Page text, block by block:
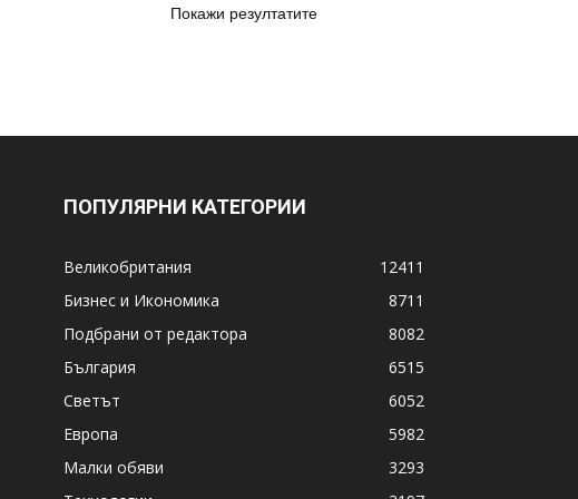
Покажи резултатите
ПОПУЛЯРНИ КАТЕГОРИИ
Великобритания
12411
Бизнес и Икономика
8711
Подбрани от редактора
8082
България
6515
Светът
6052
Европа
5982
Малки обяви
3293